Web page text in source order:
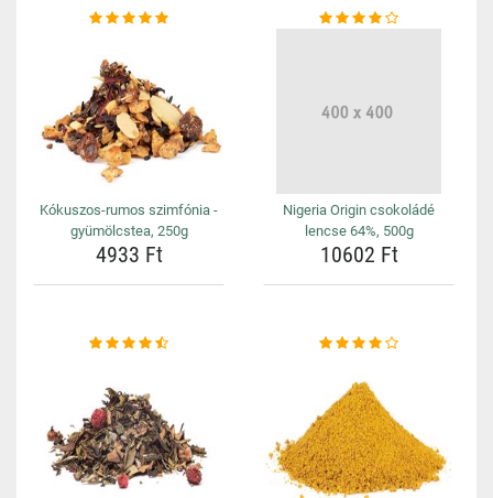
Kókuszos-rumos szimfónia -
gyümölcstea, 250g
4933 Ft
Nigeria Origin csokoládé
lencse 64%, 500g
10602 Ft